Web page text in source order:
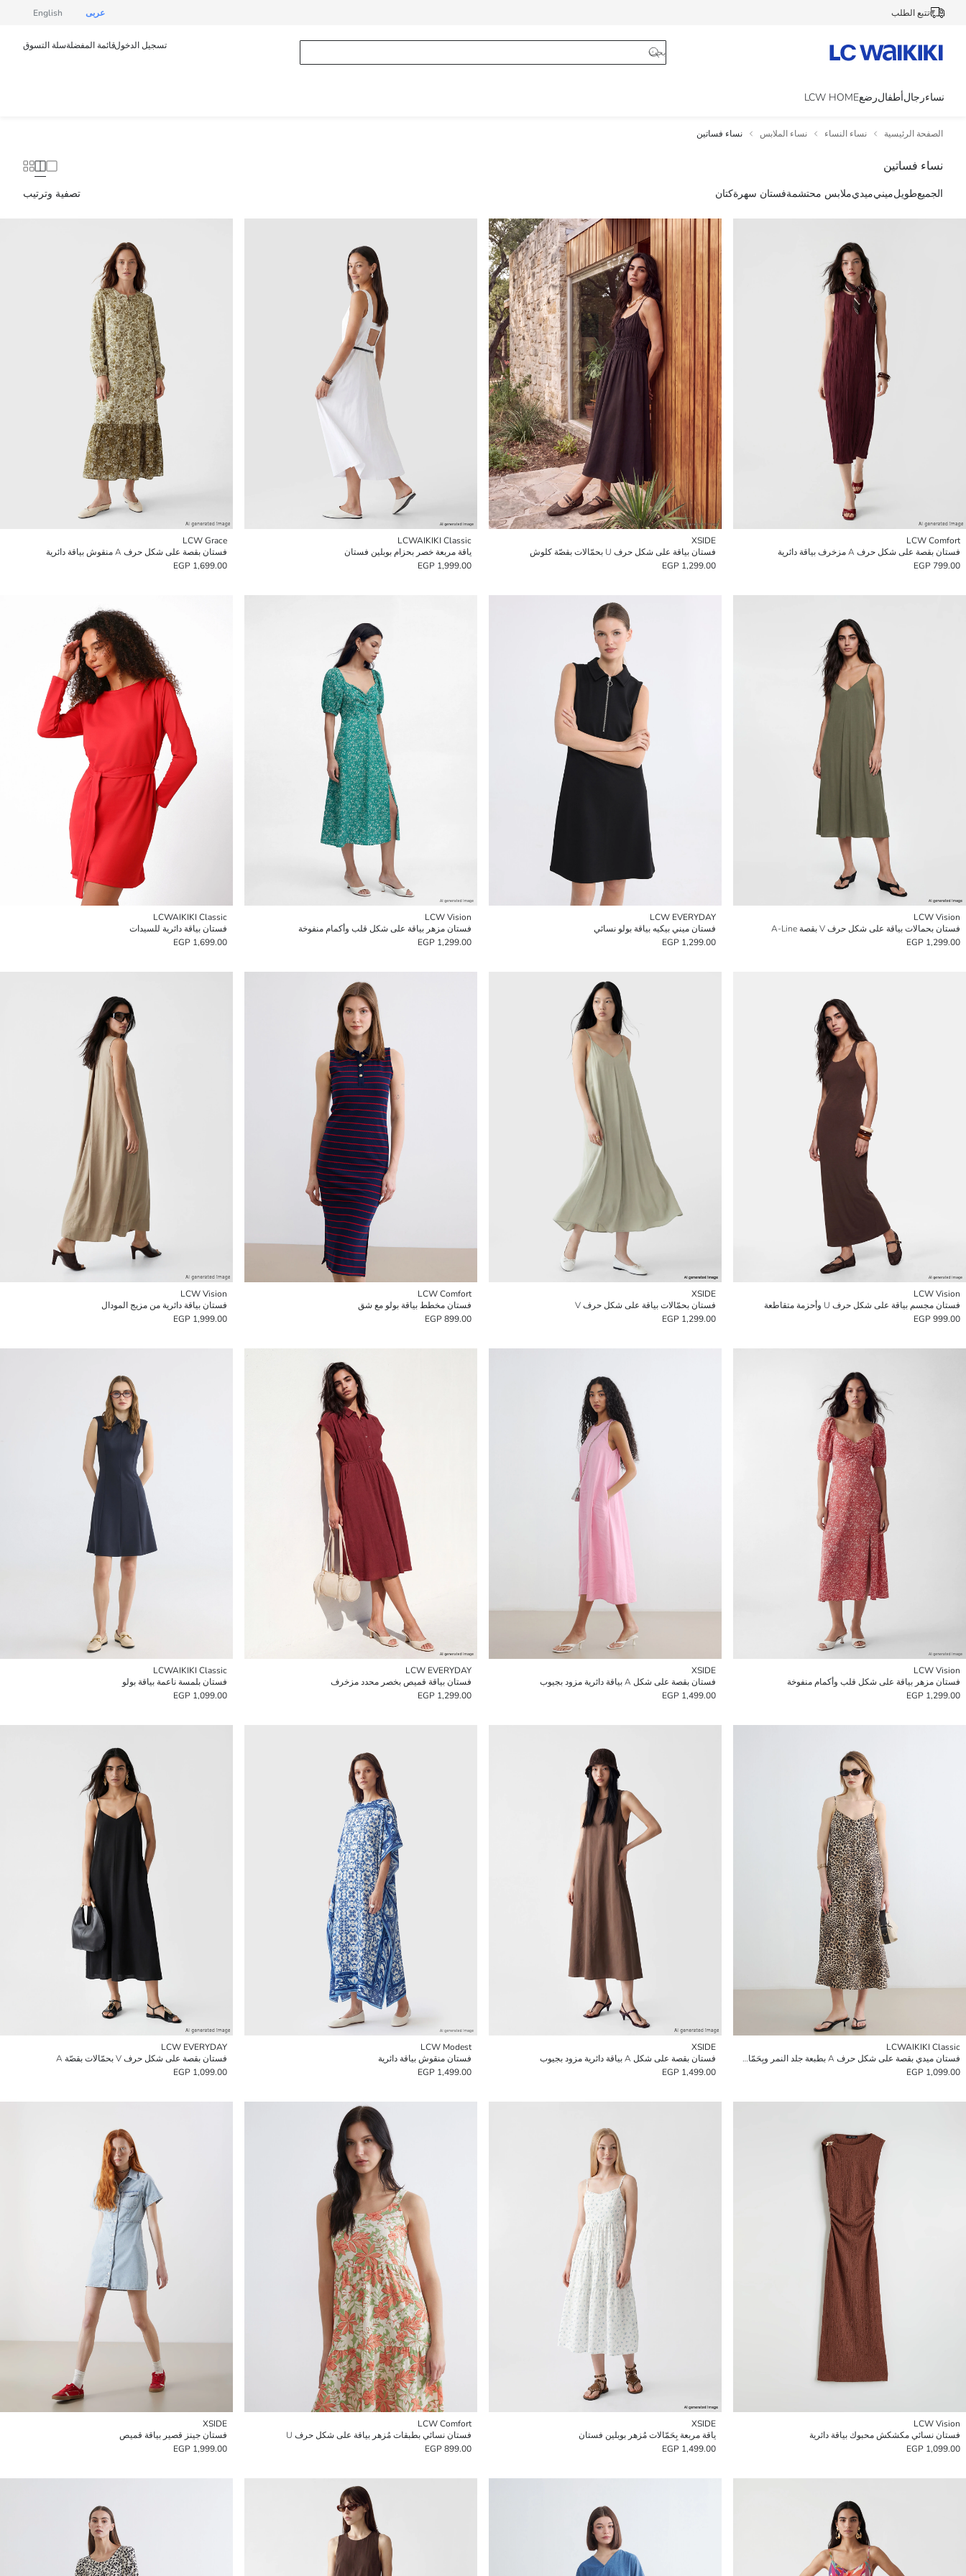
تتبع الطلب عربى English
تسجيل الدخولقائمة المفضلةسلة التسوق
نساءرجالأطفالرضعLCW HOME
الصفحة الرئيسية نساء النساء نساء الملابس نساء فساتين
نساء فساتين
الجميعطويلمينيميديملابس محتشمةفستان سهرةكتان تصفية وترتيب
LCW Comfort
فستان بقصة على شكل حرف A مزخرف بياقة دائرية
799.00 EGP
XSIDE
فستان بياقة على شكل حرف U بحمّالات بقصّة كلوش
1,299.00 EGP
LCWAIKIKI Classic
ياقة مربعة خصر بحزام بوبلين فستان
1,999.00 EGP
LCW Grace
فستان بقصة على شكل حرف A منقوش بياقة دائرية
1,699.00 EGP
LCW Vision
فستان بحمالات بياقة على شكل حرف V بقصة A-Line
1,299.00 EGP
LCW EVERYDAY
فستان ميني بيكيه بياقة بولو نسائي
1,299.00 EGP
LCW Vision
فستان مزهر بياقة على شكل قلب وأكمام منفوخة
1,299.00 EGP
LCWAIKIKI Classic
فستان بياقة دائرية للسيدات
1,699.00 EGP
LCW Vision
فستان مجسم بياقة على شكل حرف U وأحزمة متقاطعة
999.00 EGP
XSIDE
فستان بحمّالات بياقة على شكل حرف V
1,299.00 EGP
LCW Comfort
فستان مخطط بياقة بولو مع شق
899.00 EGP
LCW Vision
فستان بياقة دائرية من مزيج المودال
1,999.00 EGP
LCW Vision
فستان مزهر بياقة على شكل قلب وأكمام منفوخة
1,299.00 EGP
XSIDE
فستان بقصة على شكل A بياقة دائرية مزود بجيوب
1,499.00 EGP
LCW EVERYDAY
فستان بياقة قميص بخصر محدد مزخرف
1,299.00 EGP
LCWAIKIKI Classic
فستان بلمسة ناعمة بياقة بولو
1,099.00 EGP
LCWAIKIKI Classic
فستان ميدي بقصة على شكل حرف A بطبعة جلد النمر وبِحَمّالات
1,099.00 EGP
XSIDE
فستان بقصة على شكل A بياقة دائرية مزود بجيوب
1,499.00 EGP
LCW Modest
فستان منقوش بياقة دائرية
1,499.00 EGP
LCW EVERYDAY
فستان بقصة على شكل حرف V بحمّالات بقصّة A
1,099.00 EGP
LCW Vision
فستان نسائي مكشكش محبوك بياقة دائرية
1,099.00 EGP
XSIDE
ياقة مربعة بِحَمّالات مُزهر بوبلين فستان
1,499.00 EGP
LCW Comfort
فستان نسائي بطبقات مُزهر بياقة على شكل حرف U
899.00 EGP
XSIDE
فستان جينز قصير بياقة قميص
1,999.00 EGP